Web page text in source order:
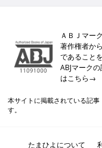
ＡＢＪマー
著作権者か
であること
ABJマーク
はこちら
本サイトに掲載されている記
す。
たまひよについて